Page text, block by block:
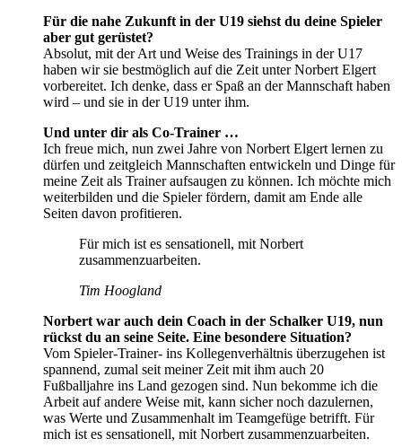
Für die nahe Zukunft in der U19 siehst du deine Spieler
aber gut gerüstet?
Absolut, mit der Art und Weise des Trainings in der U17
haben wir sie bestmöglich auf die Zeit unter Norbert Elgert
vorbereitet. Ich denke, dass er Spaß an der Mannschaft haben
wird – und sie in der U19 unter ihm.
Und unter dir als Co-Trainer …
Ich freue mich, nun zwei Jahre von Norbert Elgert lernen zu
dürfen und zeitgleich Mannschaften entwickeln und Dinge für
meine Zeit als Trainer aufsaugen zu können. Ich möchte mich
weiterbilden und die Spieler fördern, damit am Ende alle
Seiten davon profitieren.
Für mich ist es sensationell, mit Norbert
zusammenzuarbeiten.
Tim Hoogland
Norbert war auch dein Coach in der Schalker U19, nun
rückst du an seine Seite. Eine besondere Situation?
Vom Spieler-Trainer- ins Kollegenverhältnis überzugehen ist
spannend, zumal seit meiner Zeit mit ihm auch 20
Fußballjahre ins Land gezogen sind. Nun bekomme ich die
Arbeit auf andere Weise mit, kann sicher noch dazulernen,
was Werte und Zusammenhalt im Teamgefüge betrifft. Für
mich ist es sensationell, mit Norbert zusammenzuarbeiten.